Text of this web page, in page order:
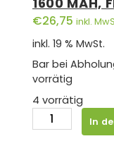
€26,75 inkl.
inkl. 19 % MwSt.
Bar bei
vorrätig
4 vorrätig
ROOKS
Handleuchte
In